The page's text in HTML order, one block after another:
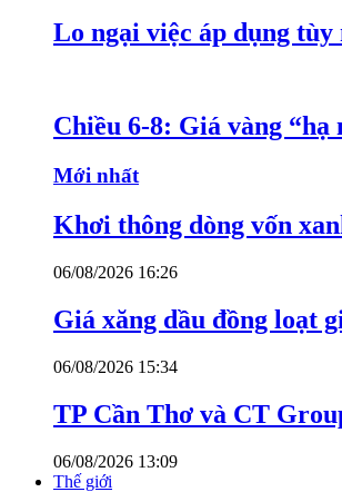
Lo ngại việc áp dụng
Chiều 6-8: Giá vàng “hạ
Mới nhất
Khơi thông dòng vốn
06/08/2026 16:26
Giá xăng dầu đồng loạt
06/08/2026 15:34
TP Cần Thơ và CT
06/08/2026 13:09
Thế giới